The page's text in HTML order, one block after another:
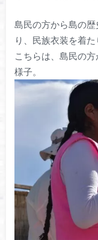
島民の方から島の
り、民族衣装を着た
こちらは、島民の
様子。